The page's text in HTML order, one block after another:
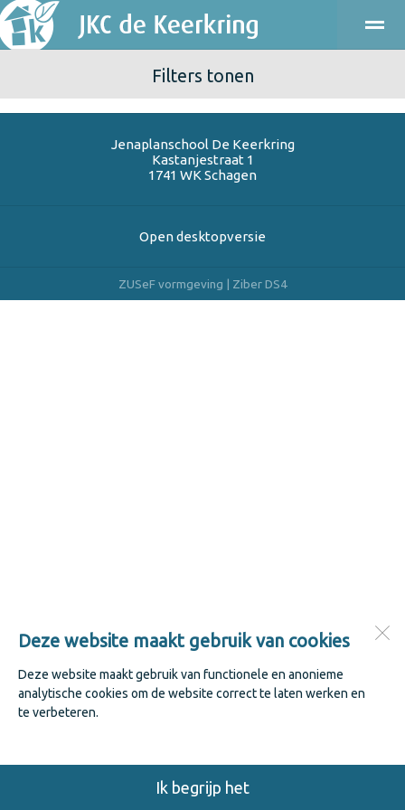
KINDEROPVANG KENNISMAKEN
E-mail Agenda
Deze website maakt gebruik van cookies
Deze website maakt gebruik van functionele en anonieme
analytische cookies om de website correct te laten werken en
te verbeteren.
Ik begrijp het
Filters tonen
Jenaplanschool De Keerkring
Kastanjestraat 1
1741 WK Schagen
Open desktopversie
ZUSeF vormgeving | Ziber DS4